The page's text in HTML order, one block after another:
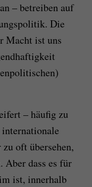
– betreiben auf
Die
Macht ist uns
– häufig zu
internationale
oft übersehen,
Aber dass es für
ist, innerhalb